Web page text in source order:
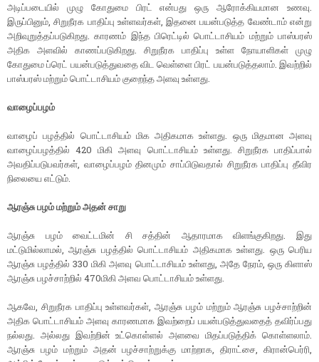
அடிப்படையில் முழு கோதுமை பிரட் என்பது ஒரு ஆரோக்கியமான உணவு.
இருப்பினும், சிறுநீரக பாதிப்பு உள்ளவர்கள், இதனை பயன்படுத்த வேண்டாம் என்று
அறிவுறுத்தப்படுகிறது. காரணம் இந்த பிரெட்டில் பொட்டாசியம் மற்றும் பாஸ்பரஸ்
அதிக அளவில் காணப்படுகிறது. சிறுநீரக பாதிப்பு உள்ள நோயாளிகள் முழு
கோதுமை ப்ரெட் பயன்படுத்துவதை விட வெள்ளை பிரட் பயன்படுத்தலாம். இவற்றில்
பாஸ்பரஸ் மற்றும் பொட்டாசியம் குறைந்த அளவு உள்ளது.
வாழைப்பழம்
வாழைப் பழத்தில் பொட்டாசியம் மிக அதிகமாக உள்ளது. ஒரு மிதமான அளவு
வாழைப்பழத்தில் 420 மிகி அளவு பொட்டாசியம் உள்ளது. சிறுநீரக பாதிப்பால்
அவதிப்படுபவர்கள், வாழைப்பழம் தினமும் சாப்பிடுவதால் சிறுநீரக பாதிப்பு தீவிர
நிலையை எட்டும்.
ஆரஞ்சு பழம் மற்றும் அதன் சாறு
ஆரஞ்சு பழம் வைட்டமின் சி சத்தின் ஆதாரமாக விளங்குகிறது. இது
மட்டுமில்லாமல், ஆரஞ்சு பழத்தில் பொட்டாசியம் அதிகமாக உள்ளது. ஒரு பெரிய
ஆரஞ்சு பழத்தில் 330 மிகி அளவு பொட்டாசியம் உள்ளது, அதே நேரம், ஒரு கிளாஸ்
ஆரஞ்சு பழச்சாற்றில் 470மிகி அளவ பொட்டாசியம் உள்ளது.
ஆகவே, சிறுநீரக பாதிப்பு உள்ளவர்கள், ஆரஞ்சு பழம் மற்றும் ஆரஞ்சு பழச்சாற்றின்
அதிக பொட்டாசியம் அளவு காரணமாக இவற்றைப் பயன்படுத்துவதைத் தவிர்ப்பது
நல்லது. அல்லது இவற்றின் உட்கொள்ளல் அளவை மிதப்படுத்திக் கொள்ளலாம்.
ஆரஞ்சு பழம் மற்றும் அதன் பழச்சாற்றுக்கு மாற்றாக, திராட்சை, கிரான்பெர்ரி,